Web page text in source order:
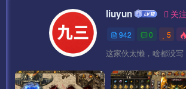
liuyun 关注
942 0 5
这家伙太懒，啥都没写